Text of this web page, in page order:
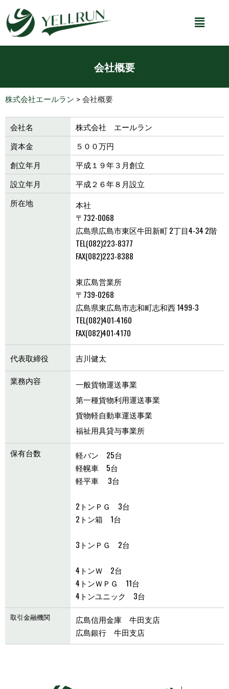
会社概要
株式会社エールラン > 会社概要
会社名
株式会社 エールラン
資本金
５００万円
創立年月
平成１９年３月創立
設立年月
平成２６年８月設立
所在地
本社
〒732-0068
広島県広島市東区牛田新町 2丁目4-34 2階
TEL(082)223-8377
FAX(082)223-8388
東広島営業所
〒739-0268
広島県東広島市志和町志和西 1499-3
TEL(082)401-4160
FAX(082)401-4170
代表取締役
吉川健太
業務内容
一般貨物運送事業
第一種貨物利用運送事業
貨物軽自動車運送事業
福祉用具貸与事業所
保有台数
軽バン 25台
軽幌車 5台
軽平車 3台
2トンＰＧ 3台
2トン箱 1台
3トンＰＧ 2台
4トンＷ 2台
4トンＷＰＧ 11台
4トンユニック 3台
取引金融機関
広島信用金庫 牛田支店
広島銀行 牛田支店